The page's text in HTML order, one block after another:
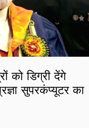
को डिग्री देंगे
सुपरकंप्यूटर का